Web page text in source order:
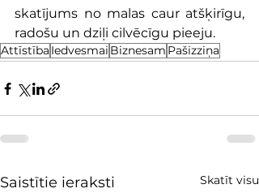
skatījums no malas caur atšķirīgu,
radošu un dziļi cilvēcīgu pieeju.
Attīstība Iedvesmai Biznesam Pašizziņa
Saistītie ieraksti Skatīt visu